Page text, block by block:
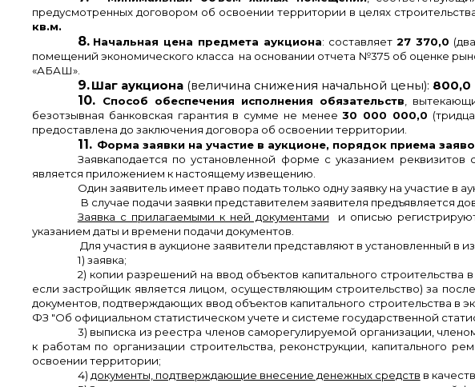
предусмотренных договором об освоении территории в целях
кв.м.
8. Начальная цена предмета аукциона: составляет 27 370,0
помещений экономического класса на основании отчета №375 об оценке
«АБАШ».
9.Шаг аукциона(величина снижения начальной цены): 800,0
10. Способ обеспечения исполнения обязательств ,
безотзывная банковская гарантия в сумме не менее30 000 000,0
предоставлена до заключения договора об освоении территории.
11. Форма заявки на участие в аукционе, порядок приема
Заявкаподается по установленной форме с указанием реквизитов
является приложением к настоящему извещению.
Один заявитель имеет право подать только одну заявку на участие в
В случае подачи заявки представителем заявителя предъявляется
Заявка с прилагаемыми к ней документами и описью
указанием даты и времени подачи документов.
Для участия в аукционе заявители представляют в установленный
1) заявка;
2) копии разрешений на ввод объектов капитального строительства
если застройщик является лицом, осуществляющим строительство) за
документов, подтверждающих ввод объектов капитального строительства в
ФЗ "Об официальном статистическом учете и системе государственной
3) выписка из реестра членов саморегулируемой организации,
к работам по организации строительства, реконструкции, капитального
освоении территории;
4) документы, подтверждающие внесение денежных средств в